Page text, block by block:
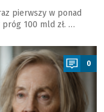
pierwszy w ponad
100 mld zł. …
0